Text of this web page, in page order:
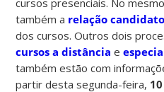
também a relação
dos cursos. Outros dois
cursos a distância e
também estão com
partir desta segunda-feira,